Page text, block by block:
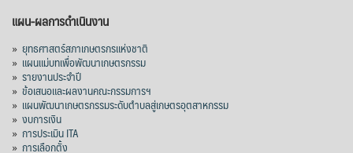
แผน-ผลการดำเนินงาน
» ยุทธศาสตร์สภาเกษตรกรแห่งชาติ
» แผนแม่บทเพื่อพัฒนาเกษตรกรรม
» รายงานประจำปี
» ข้อเสนอและผลงานคณะกรรมการฯ
» แผนพัฒนาเกษตรกรรมระดับตำบลสู่เกษตรอุตสาหกรรม
» งบการเงิน
» การประเมิน ITA
» การเลือกตั้ง